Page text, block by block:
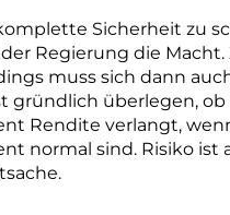
Sicherheit zu
Regierung die Macht.
muss sich dann
gründlich überlegen, ob
Rendite verlangt,
normal sind. Risiko ist